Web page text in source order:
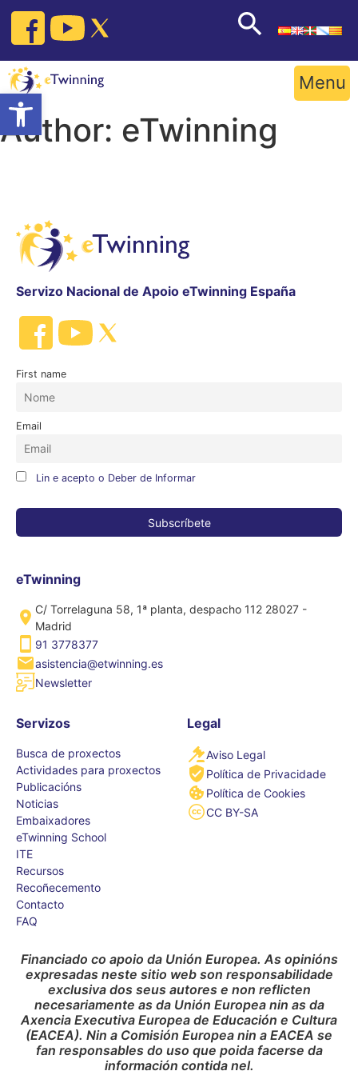
Open toolbar
Skip
content
Menu
Author: eTwinning
Servizo Nacional de Apoio eTwinning España
First name
Email
Lin e acepto o Deber de Informar
eTwinning
C/ Torrelaguna 58, 1ª planta, despacho 112 28027 -
Madrid
91 3778377
asistencia@etwinning.es
Newsletter
Servizos
Busca de proxectos
Actividades para proxectos
Publicacións
Noticias
Embaixadores
eTwinning School
ITE
Recursos
Recoñecemento
Contacto
FAQ
Legal
Aviso Legal
Política de Privacidade
Política de Cookies
CC BY-SA
Financiado co apoio da Unión Europea. As opinións
expresadas neste sitio web son responsabilidade
exclusiva dos seus autores e non reflicten
necesariamente as da Unión Europea nin as da
Axencia Executiva Europea de Educación e Cultura
(EACEA). Nin a Comisión Europea nin a EACEA se
fan responsables do uso que poida facerse da
información contida nel.